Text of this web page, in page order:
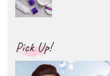
Pick Up!